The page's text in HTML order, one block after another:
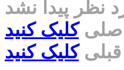
نظر پیدا نشد
کلیک کنید
کلیک کنید